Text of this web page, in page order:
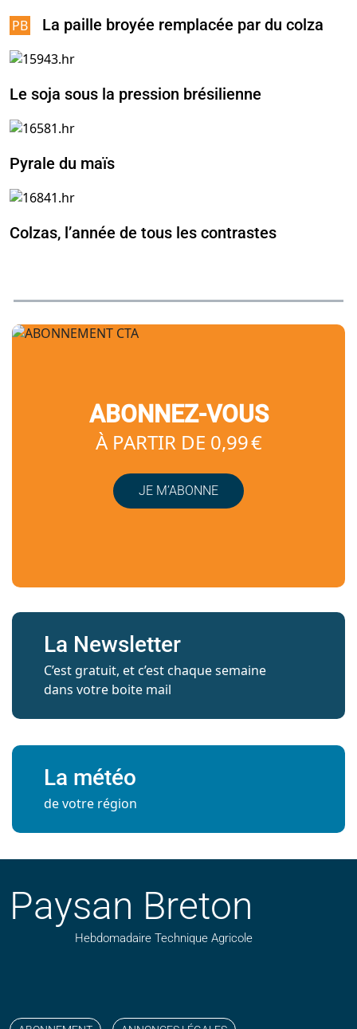
La paille broyée remplacée par du colza
Le soja sous la pression brésilienne
Pyrale du maïs
Colzas, l’année de tous les contrastes
ABONNEZ-VOUS
À PARTIR DE 0,99 €
JE M’ABONNE
La Newsletter
C’est gratuit, et c’est chaque semaine
dans votre boite mail
La météo
de votre région
Paysan Breton
Hebdomadaire Technique Agricole